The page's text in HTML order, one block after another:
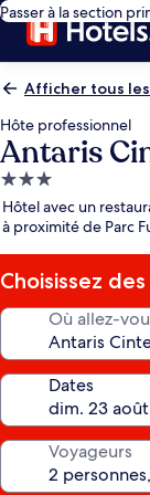
Passer à la section
Afficher tous
Hôte professionnel
Antaris
Hébergement
3.0 étoiles
Hôtel avec un
à proximité de Parc
Choisissez
Où allez-
Dates
Voyageurs